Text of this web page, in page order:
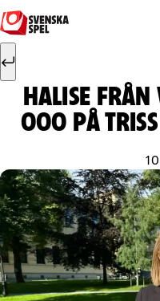
Hoppa till innehåll
Sök efter:
HALISE
000 PÅ